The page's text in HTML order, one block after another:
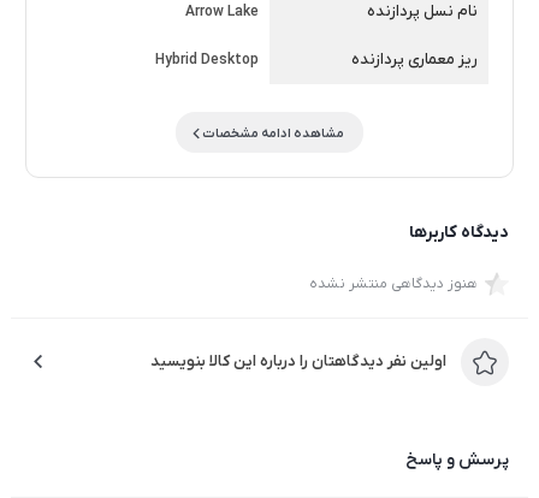
نام نسل پردازنده Arrow Lake
ریز معماری پردازنده Hybrid Desktop
مشاهده ادامه مشخصات
دیدگاه کاربرها
هنوز دیدگاهی منتشر نشده
اولین نفر دیدگاهتان را درباره این کالا بنویسید
پرسش و پاسخ